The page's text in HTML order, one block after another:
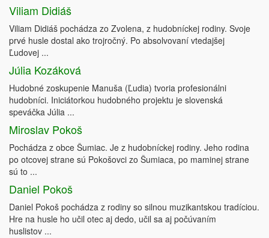
Viliam Didiáš
Viliam Didiáš pochádza zo Zvolena, z hudobníckej rodiny. Svoje
prvé husle dostal ako trojročný. Po absolvovaní vtedajšej
Ľudovej ...
Júlia Kozáková
Hudobné zoskupenie Manuša (Ľudia) tvoria profesionálni
hudobníci. Iniciátorkou hudobného projektu je slovenská
speváčka Júlia ...
Miroslav Pokoš
Pochádza z obce Šumiac. Je z hudobníckej rodiny. Jeho rodina
po otcovej strane sú Pokošovci zo Šumiaca, po maminej strane
sú to ...
Daniel Pokoš
Daniel Pokoš pochádza z rodiny so silnou muzikantskou tradíciou.
Hre na husle ho učil otec aj dedo, učil sa aj počúvaním
huslistov ...